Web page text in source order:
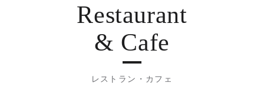
Restaurant
& Cafe
レストラン・カフェ